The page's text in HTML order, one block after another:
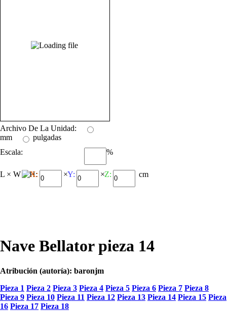
Archivo De La Unidad:
mm
pulgadas
Escala:
%
L × W × H:
X: ×Y: ×Z: cm
Nave Bellator pieza 14
Atribución (autoría): baronjm
Pieza 1 Pieza 2 Pieza 3 Pieza 4 Pieza 5 Pieza 6 Pieza 7 Pieza 8
Pieza 9 Pieza 10 Pieza 11 Pieza 12 Pieza 13 Pieza 14 Pieza 15 Pieza
16 Pieza 17 Pieza 18